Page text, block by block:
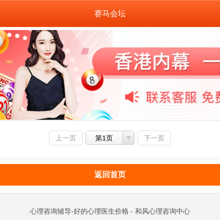
赛马会坛
上一页 第1页 下一页
返回首页
心理咨询辅导-好的心理医生价格 - 和风心理咨询中心